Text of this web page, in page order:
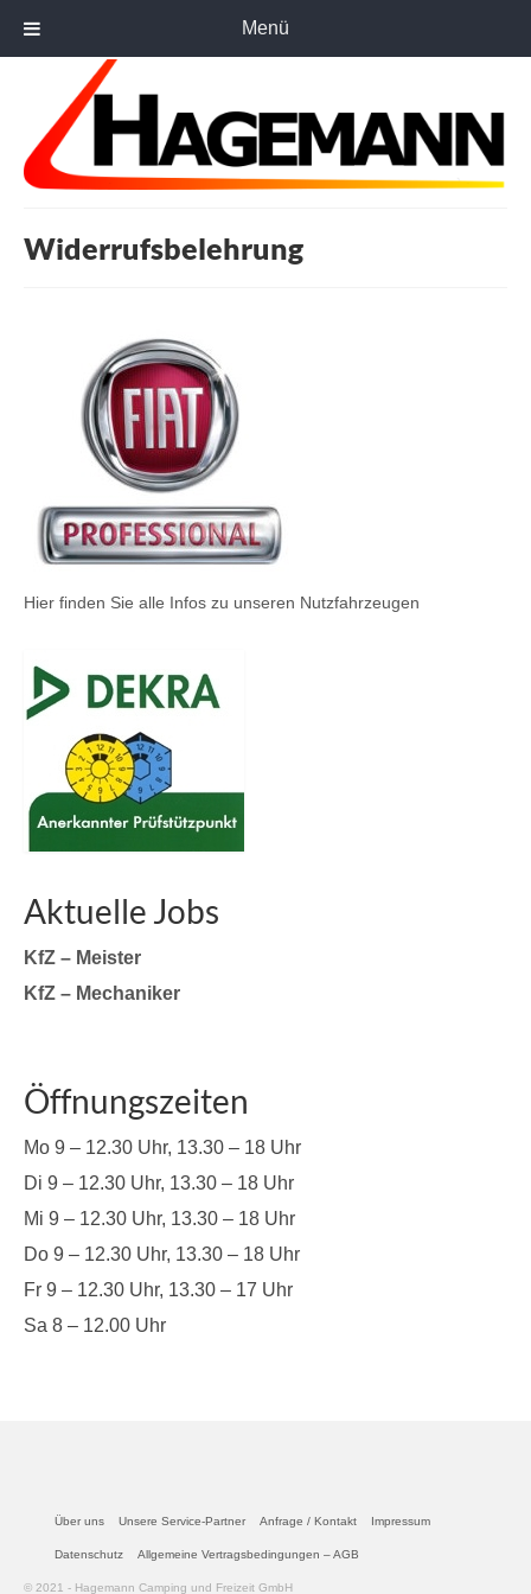
Widerrufsbelehrung
Hier finden Sie alle Infos zu unseren Nutzfahrzeugen
Aktuelle Jobs
KfZ – Meister
KfZ – Mechaniker
Öffnungszeiten
Mo 9 – 12.30 Uhr, 13.30 – 18 Uhr
Di 9 – 12.30 Uhr, 13.30 – 18 Uhr
Mi 9 – 12.30 Uhr, 13.30 – 18 Uhr
Do 9 – 12.30 Uhr, 13.30 – 18 Uhr
Fr 9 – 12.30 Uhr, 13.30 – 17 Uhr
Sa 8 – 12.00 Uhr
Über uns Unsere Service-Partner Anfrage / Kontakt Impressum
Datenschutz Allgemeine Vertragsbedingungen – AGB
© 2021 - Hagemann Camping und Freizeit GmbH
Menü